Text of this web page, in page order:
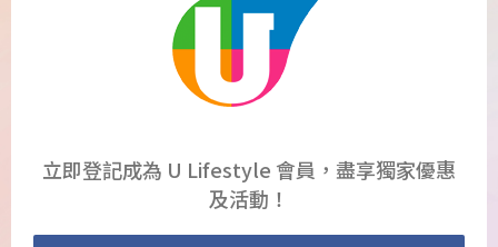
立即登記成為 U Lifestyle 會員，盡享獨家優惠
及活動！